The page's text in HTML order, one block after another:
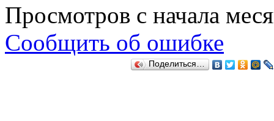
Просмотров с начала
Сообщить об ошибке
Поделиться…